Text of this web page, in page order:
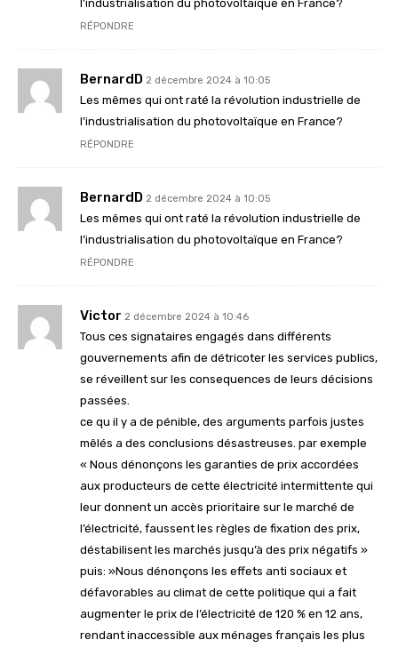
l’industrialisation du photovoltaïque en France?
RÉPONDRE
BernardD 2 décembre 2024 à 10:05
Les mêmes qui ont raté la révolution industrielle de
l’industrialisation du photovoltaïque en France?
RÉPONDRE
BernardD 2 décembre 2024 à 10:05
Les mêmes qui ont raté la révolution industrielle de
l’industrialisation du photovoltaïque en France?
RÉPONDRE
Victor 2 décembre 2024 à 10:46
Tous ces signataires engagés dans différents
gouvernements afin de détricoter les services publics,
se réveillent sur les consequences de leurs décisions
passées.
ce qu il y a de pénible, des arguments parfois justes
mêlés a des conclusions désastreuses. par exemple
« Nous dénonçons les garanties de prix accordées
aux producteurs de cette électricité intermittente qui
leur donnent un accès prioritaire sur le marché de
l’électricité, faussent les règles de fixation des prix,
déstabilisent les marchés jusqu’à des prix négatifs »
puis: »Nous dénonçons les effets anti sociaux et
défavorables au climat de cette politique qui a fait
augmenter le prix de l’électricité de 120 % en 12 ans,
rendant inaccessible aux ménages français les plus